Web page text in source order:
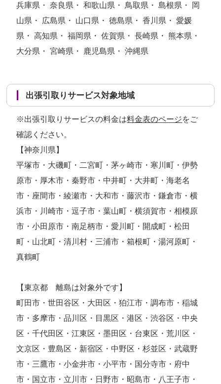
兵庫県・ 奈良県・ 和歌山県・ 鳥取県・ 島根県・ 岡
山県・ 広島県・ 山口県・ 徳島県・ 香川県・ 愛媛
県・ 高知県・ 福岡県・ 佐賀県・ 長崎県・ 熊本県・
大分県・ 宮崎県・ 鹿児島県・ 沖縄県
出張引取りサービス対象地域
※出張引取りサービスの料金は料金表のページをご
確認ください。
【神奈川県】
平塚市・大磯町・二宮町・茅ヶ崎市・寒川町・伊勢
原市・厚木市・秦野市・中井町・大井町・海老名
市・座間市・綾瀬市・大和市・藤沢市・鎌倉市・横
浜市・川崎市・逗子市・葉山町・横須賀市・相模原
市・小田原市・南足柄市・愛川町・開成町・松田
町・山北町・清川村・三浦市・箱根町・湯河原町・
真鶴町
【東京都 離島は対象外です】
町田市・世田谷区・大田区・狛江市・調布市・稲城
市・多摩市・品川区・目黒区・港区・渋谷区・中央
区・千代田区・江東区・墨田区・台東区・荒川区・
文京区・豊島区・新宿区・中野区・杉並区・武蔵野
市・三鷹市・小金井市・小平市・国分寺市・府中
市・国立市・立川市・日野市・昭島市・八王子市・